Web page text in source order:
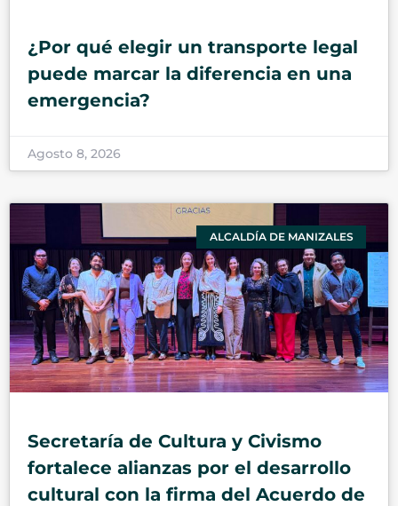
¿Por qué elegir un transporte legal
puede marcar la diferencia en una
emergencia?
Agosto 8, 2026
ALCALDÍA DE MANIZALES
Secretaría de Cultura y Civismo
fortalece alianzas por el desarrollo
cultural con la firma del Acuerdo de